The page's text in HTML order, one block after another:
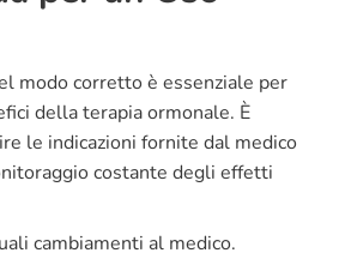
modo corretto è essenziale per
della terapia ormonale. È
le indicazioni fornite dal medico
costante degli effetti
cambiamenti al medico.